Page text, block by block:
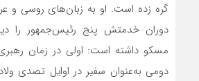
گره زده است. او به زبان‌های روسی و
دوران خدمتش پنج رئیس‌جمهور را
مسکو داشته است: اولی در زمان
دومی به‌عنوان سفیر در اوایل تصدی